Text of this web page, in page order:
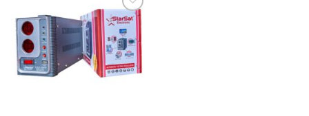
AJOUTER
À MES
FAVORIS